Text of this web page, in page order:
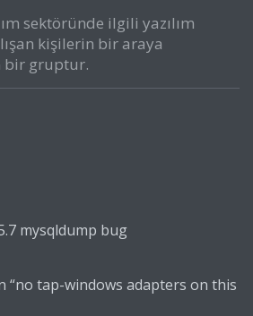
sektöründe ilgili yazılım
kişilerin bir araya
bir gruptur.
mysqldump bug
“no tap-windows adapters on this